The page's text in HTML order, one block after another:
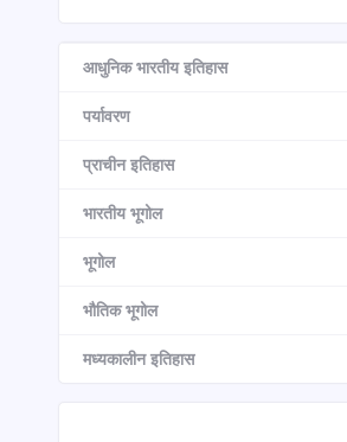
आधुनिक भारतीय इतिहास
पर्यावरण
प्राचीन इतिहास
भारतीय भूगोल
भूगोल
भौतिक भूगोल
मध्यकालीन इतिहास